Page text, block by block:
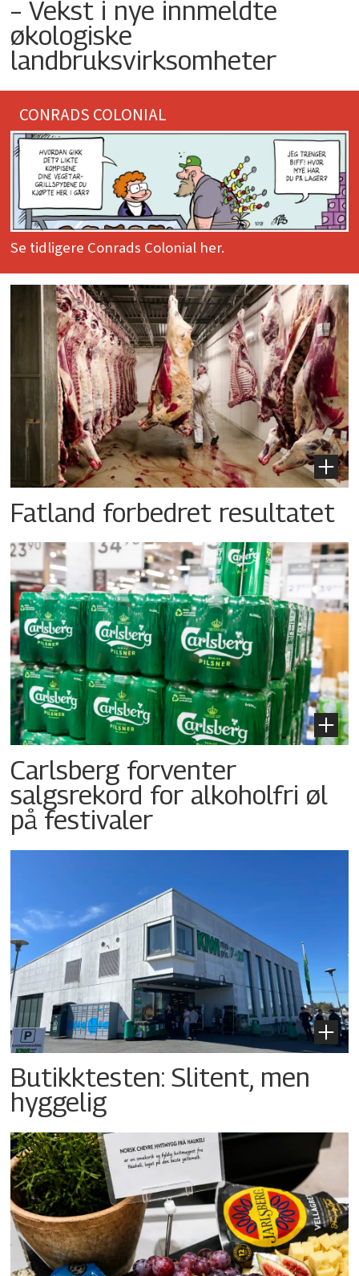
– Vekst i nye innmeldte
økologiske
landbruksvirksomheter
CONRADS COLONIAL
Se tidligere Conrads Colonial her.
Fatland forbedret resultatet
Carlsberg forventer
salgsrekord for alkoholfri øl
på festivaler
Butikktesten: Slitent, men
hyggelig